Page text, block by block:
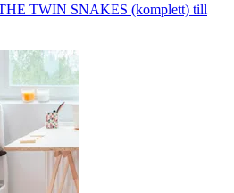
TWIN SNAKES (komplett) till